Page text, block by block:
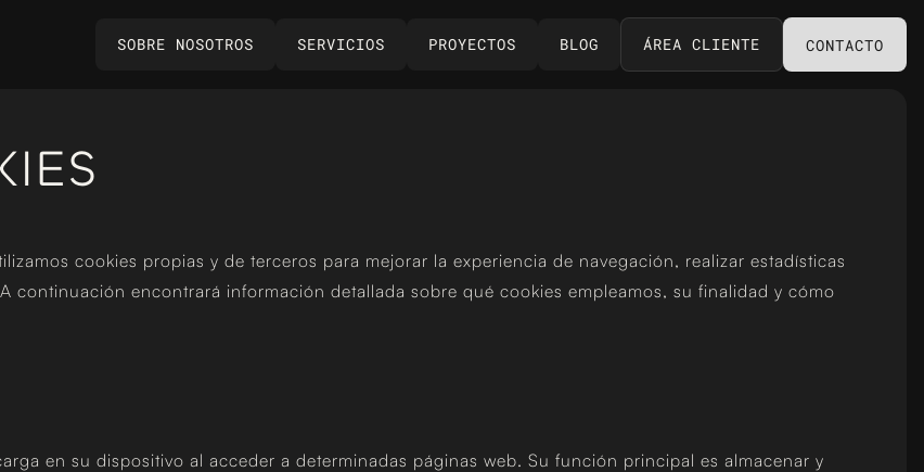
SOBRE NOSOTROS SERVICIOS PROYECTOS BLOG ÁREA CLIENTE CONTACTO
cookies propias y de terceros para mejorar la experiencia de navegación, realizar estadísticas
continuación encontrará información detallada sobre qué cookies empleamos, su finalidad y cómo
en su dispositivo al acceder a determinadas páginas web. Su función principal es almacenar y